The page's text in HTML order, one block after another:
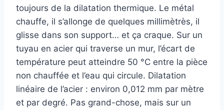
toujours de la dilatation thermique. Le métal
chauffe, il s’allonge de quelques millimètrès, il
glisse dans son support… et ça craque. Sur un
tuyau en acier qui traverse un mur, l’écart de
température peut atteindre 50 °C entre la pièce
non chauffée et l’eau qui circule. Dilatation
linéaire de l’acier : environ 0,012 mm par mètre
et par degré. Pas grand-chose, mais sur un